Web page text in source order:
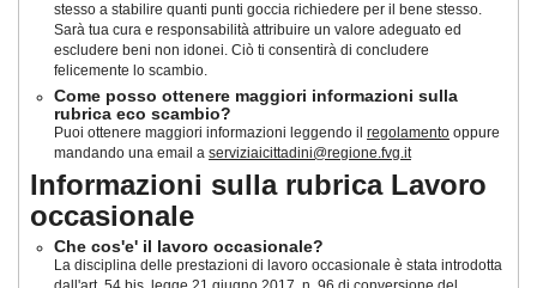
stesso a stabilire quanti punti goccia richiedere per il bene stesso.
Sarà tua cura e responsabilità attribuire un valore adeguato ed
escludere beni non idonei. Ciò ti consentirà di concludere
felicemente lo scambio.
Come posso ottenere maggiori informazioni sulla
rubrica eco scambio?
Puoi ottenere maggiori informazioni leggendo il regolamento oppure
mandando una email a serviziaicittadini@regione.fvg.it
Informazioni sulla rubrica Lavoro
occasionale
Che cos'e' il lavoro occasionale?
La disciplina delle prestazioni di lavoro occasionale è stata introdotta